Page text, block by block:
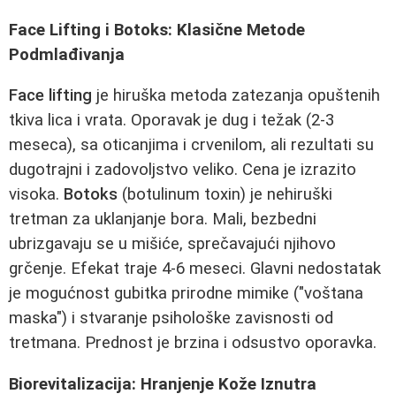
Face Lifting i Botoks: Klasične Metode
Podmlađivanja
Face lifting je hiruška metoda zatezanja opuštenih
tkiva lica i vrata. Oporavak je dug i težak (2-3
meseca), sa oticanjima i crvenilom, ali rezultati su
dugotrajni i zadovoljstvo veliko. Cena je izrazito
visoka. Botoks (botulinum toxin) je nehiruški
tretman za uklanjanje bora. Mali, bezbedni
ubrizgavaju se u mišiće, sprečavajući njihovo
grčenje. Efekat traje 4-6 meseci. Glavni nedostatak
je mogućnost gubitka prirodne mimike ("voštana
maska") i stvaranje psihološke zavisnosti od
tretmana. Prednost je brzina i odsustvo oporavka.
Biorevitalizacija: Hranjenje Kože Iznutra